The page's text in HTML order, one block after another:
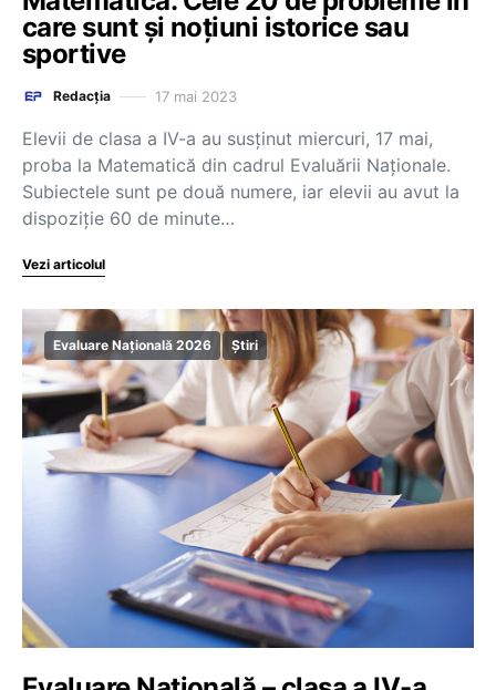
care sunt și noțiuni istorice sau
sportive
Redacția 17 mai 2023
Elevii de clasa a IV-a au susținut miercuri, 17 mai,
proba la Matematică din cadrul Evaluării Naționale.
Subiectele sunt pe două numere, iar elevii au avut la
dispoziție 60 de minute…
Vezi articolul
Evaluare Națională 2026 Știri